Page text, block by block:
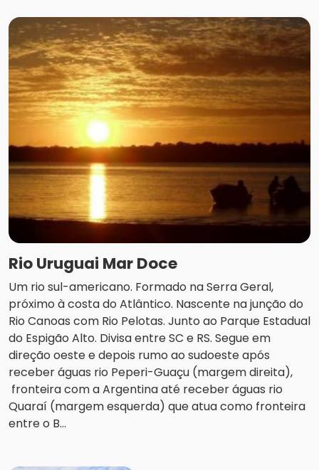
Rio Uruguai Mar Doce
Um rio sul-americano. Formado na Serra Geral,
próximo à costa do Atlântico. Nascente na junção do
Rio Canoas com Rio Pelotas. Junto ao Parque Estadual
do Espigão Alto. Divisa entre SC e RS. Segue em
direção oeste e depois rumo ao sudoeste após
receber águas rio Peperi-Guaçu (margem direita),
fronteira com a Argentina até receber águas rio
Quaraí (margem esquerda) que atua como fronteira
entre o B...